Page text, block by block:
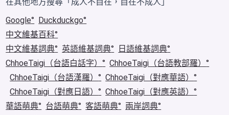
Google
Duckduckgo
中文維基百科
中文維基詞典
英語維基詞典
日語維基詞典
ChhoeTaigi（台語白話字）
ChhoeTaigi（台語教部羅）
ChhoeTaigi（台語漢羅）
ChhoeTaigi（對應華語）
ChhoeTaigi（對應日語）
ChhoeTaigi（對應英語）
華語萌典
台語萌典 客語萌典
兩岸詞典